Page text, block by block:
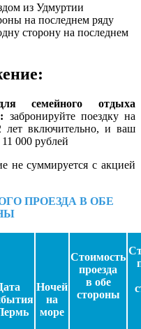
из Удмуртии
на последнем ряду
сторону на последнем
семейного отдыха
забронируйте поездку на
лет включительно, и ваш
000 рублей
не суммируется с акцией
ПРОЕЗДА В ОБЕ
Ночей
на
море
Стоимость
проезда
в обе
стороны